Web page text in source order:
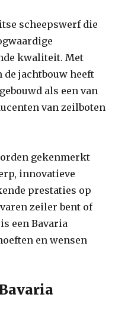
scheepswerf die
kwaliteit. Met
jachtbouw heeft
als een van
van zeilboten
gekenmerkt
innovatieve
prestaties op
zeiler bent of
een Bavaria
en wensen